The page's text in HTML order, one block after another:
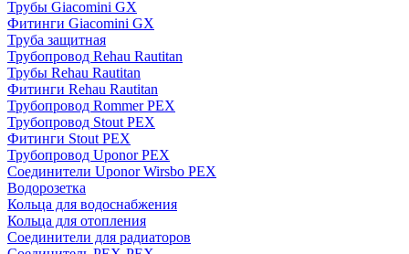
Трубы Giacomini GX
Фитинги Giacomini GX
Труба защитная
Трубопровод Rehau Rautitan
Трубы Rehau Rautitan
Фитинги Rehau Rautitan
Трубопровод Rommer PEX
Трубопровод Stout PEX
Фитинги Stout PEX
Трубопровод Uponor PEX
Соединители Uponor Wirsbo PEX
Водорозетка
Кольца для водоснабжения
Кольца для отопления
Соединители для радиаторов